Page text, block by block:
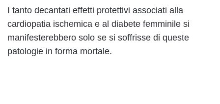
I tanto decantati effetti protettivi associati alla
cardiopatia ischemica e al diabete femminile si
manifesterebbero solo se si soffrisse di queste
patologie in forma mortale.